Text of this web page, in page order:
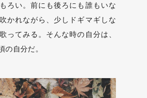
ろい。前にも後ろにも誰もいな
かれながら、少しドギマギしな
ってみる。そんな時の自分は、
の自分だ。